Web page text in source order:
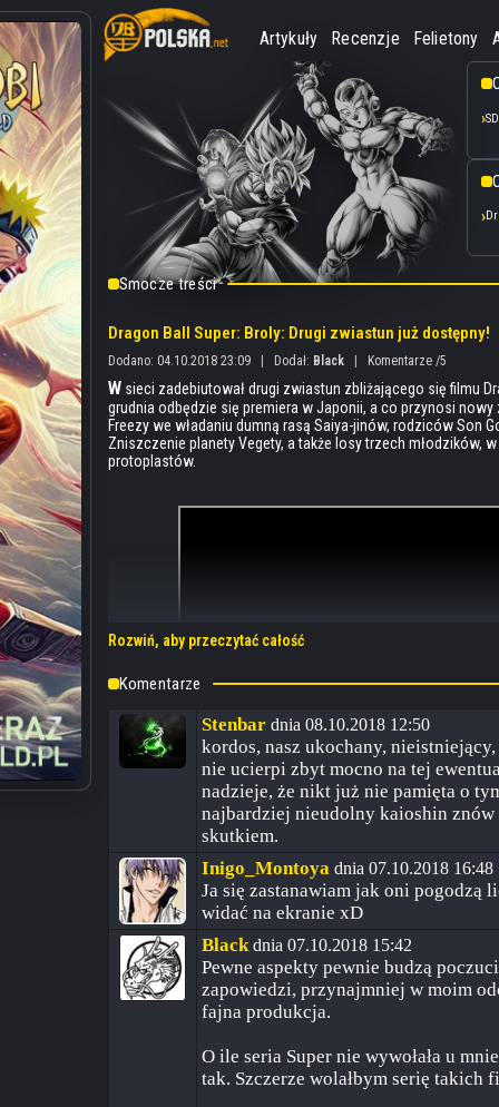
Artykuły Recenzje Felietony
Smocze treści
Dragon Ball Super: Broly: Drugi zwiastun już dostępny!
Dodano: 04.10.2018 23:09 | Dodał: Black | Komentarze /5
Wsieci zadebiutował drugi zwiastun zbliżającego się filmu
grudnia odbędzie się premiera w Japonii, a co przynosi
Freezy we władaniu dumną rasą Saiya-jinów, rodziców Son
Zniszczenie planety Vegety, a także losy trzech młodzików,
protoplastów.
Rozwiń, aby przeczytać całość
Komentarze
Stenbar dnia 08.10.2018 12:50
kordos, nasz ukochany,
nie ucierpi zbyt mocno na tej
nadzieje, że nikt już nie pamięta o
najbardziej nieudolny kaioshin
skutkiem.
Inigo_Montoya dnia 07.10.2018 16:48
Ja się zastanawiam jak oni pogodzą
widać na ekranie xD
Black dnia 07.10.2018 15:42
Pewne aspekty pewnie budzą
zapowiedzi, przynajmniej w moim
fajna produkcja.
O ile seria Super nie wywołała u
tak. Szczerze wolałbym serię